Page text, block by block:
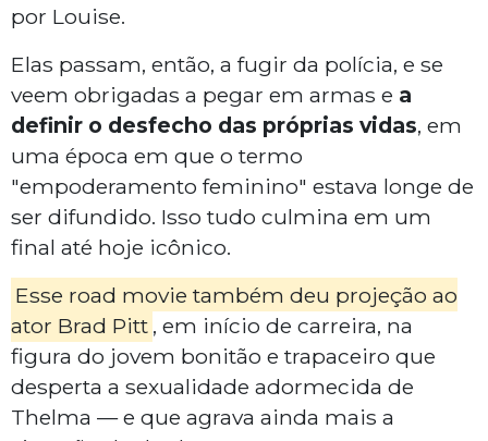
por Louise.
Elas passam, então, a fugir da polícia, e se
veem obrigadas a pegar em armas e a
definir o desfecho das próprias vidas, em
uma época em que o termo
"empoderamento feminino" estava longe de
ser difundido. Isso tudo culmina em um
final até hoje icônico.
Esse road movie também deu projeção ao
ator Brad Pitt , em início de carreira, na
figura do jovem bonitão e trapaceiro que
desperta a sexualidade adormecida de
Thelma — e que agrava ainda mais a